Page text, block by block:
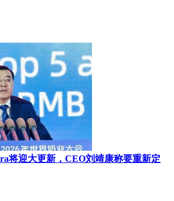
将迎大更新，CEO刘靖康称要重新定